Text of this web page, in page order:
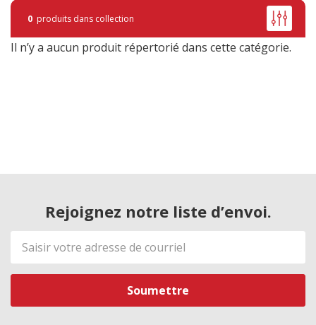
0 produits dans collection
Il n’y a aucun produit répertorié dans cette catégorie.
Rejoignez notre liste d’envoi.
Adresse
de
courriel